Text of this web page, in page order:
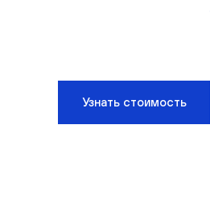
Узнать стоимость